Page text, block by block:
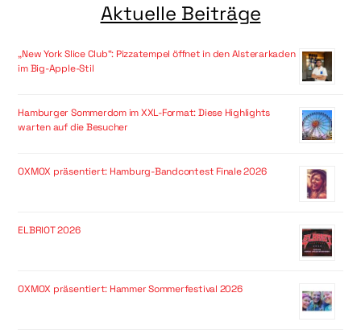
Aktuelle Beiträge
„New York Slice Club“: Pizzatempel öffnet in den Alsterarkaden
im Big-Apple-Stil
Hamburger Sommerdom im XXL-Format: Diese Highlights
warten auf die Besucher
OXMOX präsentiert: Hamburg-Bandcontest Finale 2026
ELBRIOT 2026
OXMOX präsentiert: Hammer Sommerfestival 2026